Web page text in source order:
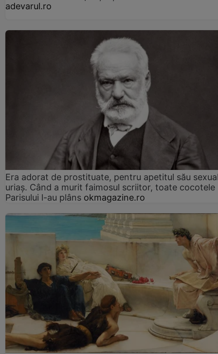
adevarul.ro
Era adorat de prostituate, pentru apetitul său
uriaș. Când a murit faimosul scriitor, toate cocotele
Parisului l-au plâns okmagazine.ro